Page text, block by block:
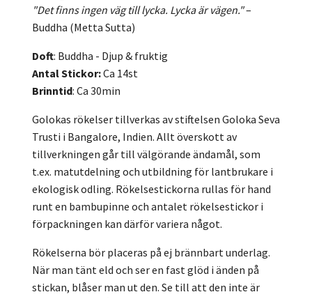
"Det finns ingen väg till lycka. Lycka är vägen."–
Buddha (Metta Sutta)
Doft: Buddha - Djup & fruktig
Antal Stickor:Ca 14st
Brinntid: Ca 30min
Golokas rökelser tillverkas av stiftelsen Goloka Seva
Trusti i Bangalore, Indien. Allt överskott av
tillverkningen går till välgörande ändamål, som
t.ex. matutdelning och utbildning för lantbrukare i
ekologisk odling. Rökelsestickorna rullas för hand
runt en bambupinne och antalet rökelsestickor i
förpackningen kan därför variera något.
Rökelserna bör placeras på ej brännbart underlag.
När man tänt eld och ser en fast glöd i änden på
stickan, blåser man ut den. Se till att den inte är